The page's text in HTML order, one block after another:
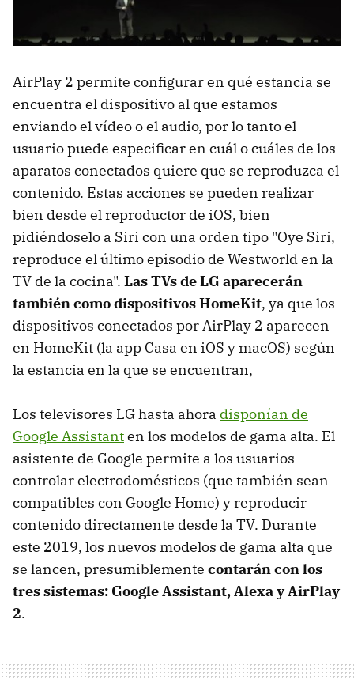
AirPlay 2 permite configurar en qué estancia se
encuentra el dispositivo al que estamos
enviando el vídeo o el audio, por lo tanto el
usuario puede especificar en cuál o cuáles de los
aparatos conectados quiere que se reproduzca el
contenido. Estas acciones se pueden realizar
bien desde el reproductor de iOS, bien
pidiéndoselo a Siri con una orden tipo "Oye Siri,
reproduce el último episodio de Westworld en la
TV de la cocina". Las TVs de LG aparecerán
también como dispositivos HomeKit, ya que los
dispositivos conectados por AirPlay 2 aparecen
en HomeKit (la app Casa en iOS y macOS) según
la estancia en la que se encuentran,
Los televisores LG hasta ahora disponían de
Google Assistanten los modelos de gama alta. El
asistente de Google permite a los usuarios
controlar electrodomésticos (que también sean
compatibles con Google Home) y reproducir
contenido directamente desde la TV. Durante
este 2019, los nuevos modelos de gama alta que
se lancen, presumiblemente contarán con los
tres sistemas: Google Assistant, Alexa y AirPlay
2.